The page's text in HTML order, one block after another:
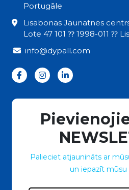
Portugāle
Lisabonas Jaunatnes
Lote 47 101 ⁇ 1998-011 ⁇
info@dypall.com
Palieciet atjaunināts ar
un iepazīt mūsu